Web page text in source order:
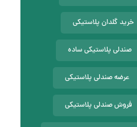
خرید گلدان پلاستیکی
صندلی پلاستیکی ساده
عرضه صندلی پلاستیکی
فروش صندلی پلاستیکی